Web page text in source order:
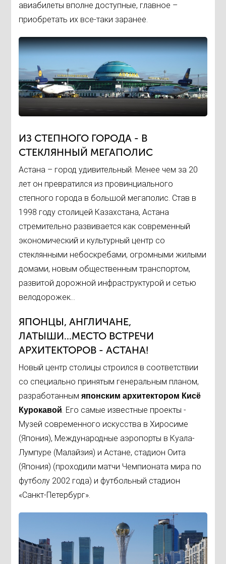
авиабилеты вполне доступные, главное –
приобретать их все-таки заранее.
ИЗ СТЕПНОГО ГОРОДА - В
СТЕКЛЯННЫЙ МЕГАПОЛИС
Астана – город удивительный. Менее чем за 20
лет он превратился из провинциального
степного города в большой мегаполис. Став в
1998 году столицей Казахстана, Астана
стремительно развивается как современный
экономический и культурный центр со
стеклянными небоскребами, огромными жилыми
домами, новым общественным транспортом,
развитой дорожной инфраструктурой и сетью
велодорожек...
ЯПОНЦЫ, АНГЛИЧАНЕ,
ЛАТЫШИ...МЕСТО ВСТРЕЧИ
АРХИТЕКТОРОВ - АСТАНА!
Новый центр столицы строился в соответствии
со специально принятым генеральным планом,
разработаннымяпонским архитектором Кисё
Курокавой. Его самые известные проекты -
Музей современного искусства в Хиросиме
(Япония), Международные аэропорты в Куала-
Лумпуре (Малайзия) и Астане, стадион Оита
(Япония) (проходили матчи Чемпионата мира по
футболу 2002 года) и футбольный стадион
«Санкт-Петербург».